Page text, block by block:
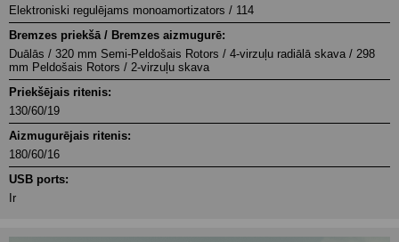
Elektroniski regulējams monoamortizators / 114
Bremzes priekšā / Bremzes aizmugurē:
Duālās / 320 mm Semi-Peldošais Rotors / 4-virzuļu radiālā skava / 298
mm Peldošais Rotors / 2-virzuļu skava
Priekšējais ritenis:
130/60/19
Aizmugurējais ritenis:
180/60/16
USB ports:
Ir